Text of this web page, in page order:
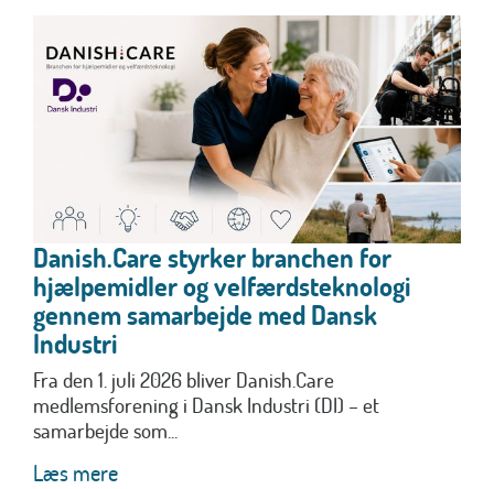
Danish.Care styrker branchen for
hjælpemidler og velfærdsteknologi
gennem samarbejde med Dansk
Industri
Fra den 1. juli 2026 bliver Danish.Care
medlemsforening i Dansk Industri (DI) – et
samarbejde som...
Læs mere